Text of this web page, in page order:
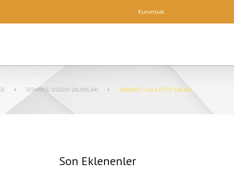
Kurumsal
İSTANBUL DÜĞÜN SALONLARI YAKAMOZ GALA FOTO GALERI
Son Eklenenler